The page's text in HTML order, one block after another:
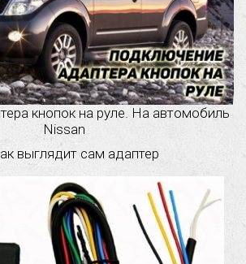
кнопок на руле. На автомобиль
Nissan
выглядит сам адаптер